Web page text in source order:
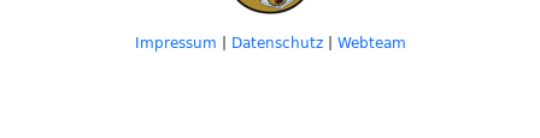
Impressum | Datenschutz| Webteam